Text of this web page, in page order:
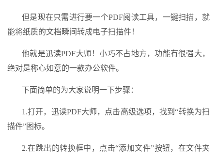
但是现在只需进行要一个PDF阅读工具，一键扫描，就
能将纸质的文档瞬间转成电子扫描件！
他就是迅读PDF大师！小巧不占地方，功能有很强大，
绝对是称心如意的一款办公软件。
下面简单的为大家说明一下步骤：
1.打开，迅读PDF大师，点击高级选项，找到“转换为扫
描件”图标。
2.在跳出的转换框中，点击“添加文件”按钮，在文件夹